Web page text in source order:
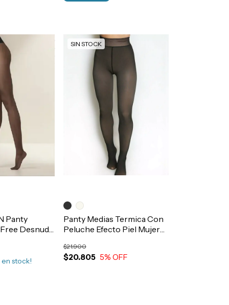
Panty
Desnuda
en stock!
SIN STOCK
Panty Medias Termica Con
Peluche Efecto Piel Mujer
$20.805
$21.900
5% OFF